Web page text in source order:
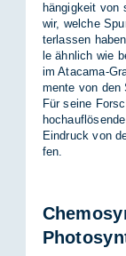
hän­gig­keit von
wir, wel­che
ter­las­sen
le ähn­lich wie
im Ata­ca­ma-
men­te von den
Für sei­ne
Ein­druck von
fen.